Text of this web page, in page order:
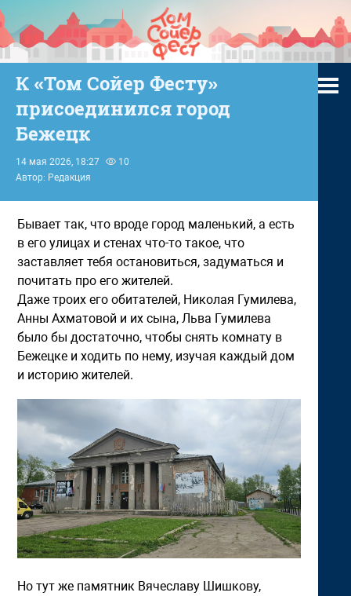
К «Том Сойер Фесту»
присоединился город
Бежецк
14 мая 2026, 18:27
10
Автор: Редакция
Бывает так, что вроде город маленький, а есть
в его улицах и стенах что-то такое, что
заставляет тебя остановиться, задуматься и
почитать про его жителей.
Даже троих его обитателей, Николая Гумилева,
Анны Ахматовой и их сына, Льва Гумилева
было бы достаточно, чтобы снять комнату в
Бежецке и ходить по нему, изучая каждый дом
и историю жителей.
Но тут же памятник Вячеславу Шишкову,